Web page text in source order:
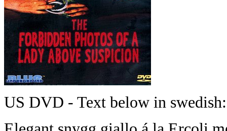
US DVD - Text below in swedish: